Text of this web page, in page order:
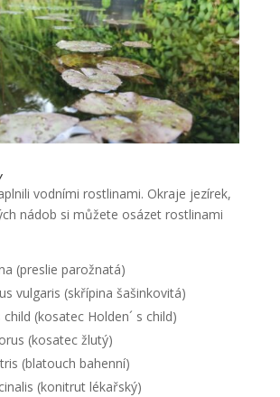
vodními rostlinami. Okraje jezírek,
nádob si můžete osázet rostlinami
(preslie parožnatá)
vulgaris (skřípina šašinkovitá)
child (kosatec Holden´ s child)
(kosatec žlutý)
(blatouch bahenní)
(konitrut lékařský)